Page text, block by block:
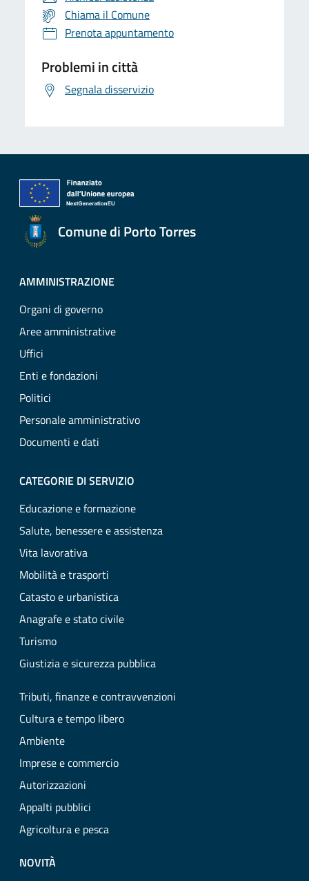
Chiama il Comune
Prenota appuntamento
Problemi in città
Segnala disservizio
Comune di Porto Torres
AMMINISTRAZIONE
Organi di governo
Aree amministrative
Uffici
Enti e fondazioni
Politici
Personale amministrativo
Documenti e dati
CATEGORIE DI SERVIZIO
Educazione e formazione
Salute, benessere e assistenza
Vita lavorativa
Mobilità e trasporti
Catasto e urbanistica
Anagrafe e stato civile
Turismo
Giustizia e sicurezza pubblica
Tributi, finanze e contravvenzioni
Cultura e tempo libero
Ambiente
Imprese e commercio
Autorizzazioni
Appalti pubblici
Agricoltura e pesca
NOVITÀ